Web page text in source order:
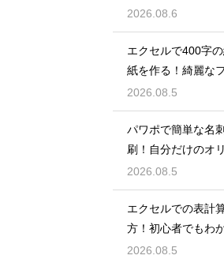
手順
2026.08.6
エクセルで400字
紙を作る！綺麗な
術！
2026.08.5
パワポで簡単な名
刷！自分だけのオ
ン
2026.08.5
エクセルでの表計
方！初心者でもわ
を紹介
2026.08.5